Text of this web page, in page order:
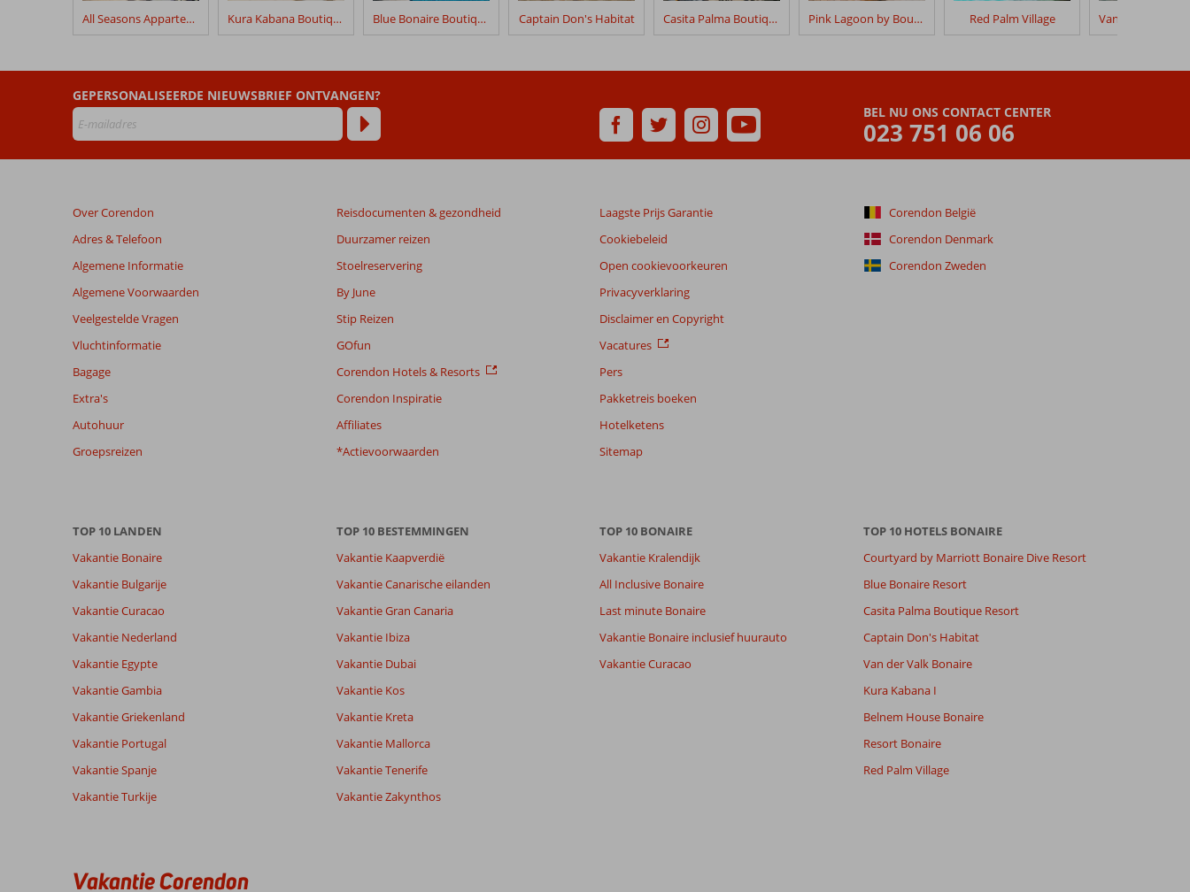
Fly
Bonaire
Beoordelingen
die
dan
maanden
worden
meer
weergegeven
de
te
over
beoordelingen.
Totale score
Gebaseerd op:
3
7,3
Voldoende/goed
Eten
Kindvriendelijk
Wifi kwaliteit
Ervaringen
van onze
klanten
Taal
Filter reisgezelschap
Alle
gelegenLigging
8
All Seasons Appartementen Kura Kabana Boutique Resort Blue Bonaire Boutique Resort Captain Don's Habitat Casita Palma Boutique Resort Pink Lagoon by Boutique Bonaire Unique Resorts Red Palm Village
BEL NU ONS CONTACT CENTER
023 751 06 06
GEPERSONALISEERDE NIEUWSBRIEF ONTVANGEN?
Over Corendon
Adres & Telefoon
Algemene Informatie
Algemene Voorwaarden
Veelgestelde Vragen
Vluchtinformatie
Bagage
Extra's
Autohuur
Groepsreizen
Reisdocumenten & gezondheid
Duurzamer reizen
Stoelreservering
By June
Stip Reizen
GOfun
Corendon Hotels & Resorts
Corendon Inspiratie
Affiliates
*Actievoorwaarden
Laagste Prijs Garantie
Cookiebeleid
Open cookievoorkeuren
Privacyverklaring
Disclaimer en Copyright
Vacatures
Pers
Pakketreis boeken
Hotelketens
Sitemap
Corendon België
Corendon Denmark
Corendon Zweden
TOP 10 LANDEN
Vakantie Bonaire
Vakantie Bulgarije
Vakantie Curacao
Vakantie Nederland
Vakantie Egypte
Vakantie Gambia
Vakantie Griekenland
Vakantie Portugal
Vakantie Spanje
Vakantie Turkije
TOP 10 BESTEMMINGEN
Vakantie Kaapverdië
Vakantie Canarische eilanden
Vakantie Gran Canaria
Vakantie Ibiza
Vakantie Dubai
Vakantie Kos
Vakantie Kreta
Vakantie Mallorca
Vakantie Tenerife
Vakantie Zakynthos
TOP 10 BONAIRE
Vakantie Kralendijk
All Inclusive Bonaire
Last minute Bonaire
Vakantie Bonaire inclusief huurauto
Vakantie Curacao
TOP 10 HOTELS BONAIRE
Courtyard by Marriott Bonaire Dive Resort
Blue Bonaire Resort
Casita Palma Boutique Resort
Captain Don's Habitat
Van der Valk Bonaire
Kura Kabana I
Belnem House Bonaire
Resort Bonaire
Red Palm Village
Vakantie Corendon